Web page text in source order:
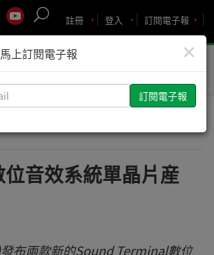
訂閱電子報
登入
註冊
Toggle
位音效系統單晶片産
布兩款新的Sound Terminal數位
×
上訂閱電子報